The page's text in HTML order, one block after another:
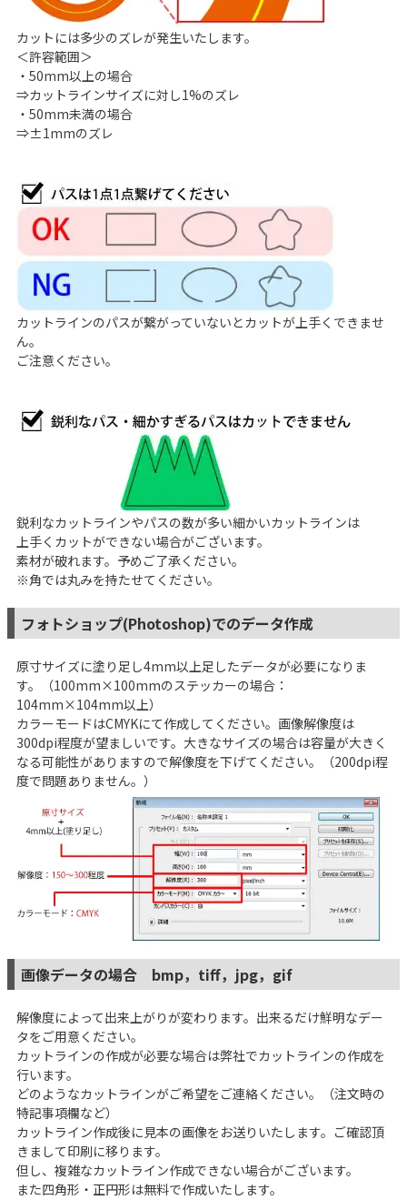
カットには多少のズレが発生いたします。
＜許容範囲＞
・50mm以上の場合
⇒カットラインサイズに対し1%のズレ
・50mm未満の場合
⇒±1mmのズレ
カットラインのパスが繋がっていないとカットが上手くできませ
ん。
ご注意ください。
鋭利なカットラインやパスの数が多い細かいカットラインは
上手くカットができない場合がございます。
素材が破れます。予めご了承ください。
※角では丸みを持たせてください。
フォトショップ(Photoshop)でのデータ作成
原寸サイズに塗り足し4mm以上足したデータが必要になりま
す。（100mm×100mmのステッカーの場合：
104mm×104mm以上）
カラーモードはCMYKにて作成してください。画像解像度は
300dpi程度が望ましいです。大きなサイズの場合は容量が大きく
なる可能性がありますので解像度を下げてください。（200dpi程
度で問題ありません。）
画像データの場合 bmp，tiff，jpg，gif
解像度によって出来上がりが変わります。出来るだけ鮮明なデー
タをご用意ください。
カットラインの作成が必要な場合は弊社でカットラインの作成を
行います。
どのようなカットラインがご希望をご連絡ください。（注文時の
特記事項欄など）
カットライン作成後に見本の画像をお送りいたします。ご確認頂
きまして印刷に移ります。
但し、複雑なカットライン作成できない場合がございます。
また四角形・正円形は無料で作成いたします。